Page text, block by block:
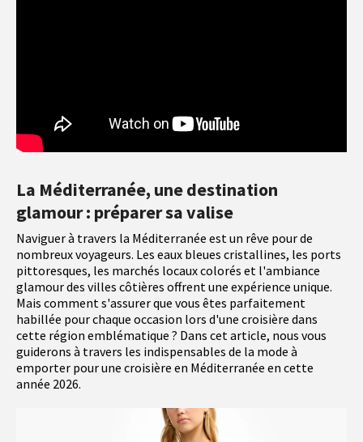
La Méditerranée, une destination
glamour : préparer sa valise
Naviguer à travers la Méditerranée est un rêve pour de
nombreux voyageurs. Les eaux bleues cristallines, les ports
pittoresques, les marchés locaux colorés et l'ambiance
glamour des villes côtières offrent une expérience unique.
Mais comment s'assurer que vous êtes parfaitement
habillée pour chaque occasion lors d'une croisière dans
cette région emblématique ? Dans cet article, nous vous
guiderons à travers les indispensables de la mode à
emporter pour une croisière en Méditerranée en cette
année 2026.